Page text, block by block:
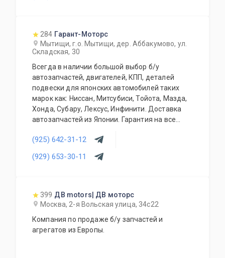
284 Гарант-Моторс
Мытищи, г.о. Мытищи, дер. Аббакумово, ул.
Складская, 30
Всегда в наличии большой выбор б/у
автозапчастей, двигателей, КПП, деталей
подвески для японских автомобилей таких
марок как: Ниссан, Митсубиси, Тойота, Мазда,
Хонда, Субару, Лексус, Инфинити. Доставка
автозапчастей из Японии. Гарантия на все
(925) 642-31-12
(929) 653-30-11
399 ДВ motors| ДВ моторс
Москва, 2-я Вольская улица, 34с22
Компания по продаже б/у запчастей и
агрегатов из Европы.